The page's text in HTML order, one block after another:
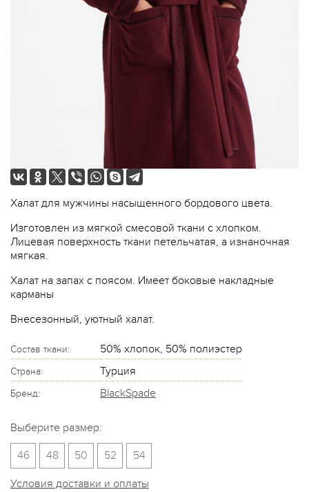
Халат для мужчины насыщенного бордового цвета.
Изготовлен из мягкой смесовой ткани с хлопком.
Лицевая поверхность ткани петельчатая, а изнаночная
мягкая.
Халат на запах с поясом. Имеет боковые накладные
карманы
Внесезонный, уютный халат.
Состав ткани: 50% хлопок, 50% полиэстер
Страна: Турция
Бренд: BlackSpade
Выберите размер:
46
48 50 52 54
Условия доставки и оплаты